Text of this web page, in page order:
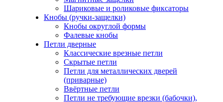
Шариковые и роликовые фиксаторы
Кнобы (ручки-защелки)
Кнобы округлой формы
Фалевые кнобы
Петли дверные
Классические врезные петли
Скрытые петли
Петли для металлических дверей
(приварные)
Ввёртные петли
Петли не требующие врезки (бабочки),